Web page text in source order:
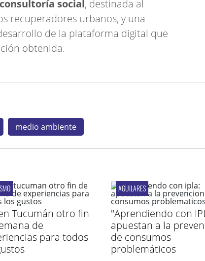
consultoría social , destinada al
recuperadores urbanos, y una
de la plataforma digital que
obtenida.
medio ambiente
Tucumán otro fin
de
para todos
AGUILARES
"Aprendiendo con
apuestan a la
de consumos
problemáticos